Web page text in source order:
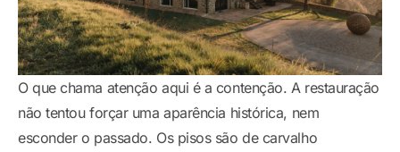
O que chama atenção aqui é a contenção. A restauração
não tentou forçar uma aparência histórica, nem
esconder o passado. Os pisos são de carvalho